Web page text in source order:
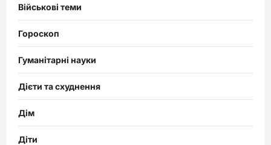
Військові теми
Гороскоп
Гуманітарні науки
Дієти та схуднення
Дім
Діти